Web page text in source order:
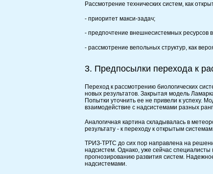
Рассмотрение технических систем, как
- приоритет макси-задач;
- предпочтение внешнесистемных ресурсов
- рассмотрение вепольных структур, как
3. Предпосылки перехода к
Переход к рассмотрению биологических
новых результатов. Закрытая модель
Попытки уточнить ее не привели к успеху.
взаимодействие с надсистемами разных
Аналогичная картина складывалась в
результату - к переходу к открытым
ТРИЗ-ТРТС до сих пор направлена на
надсистем. Однако, уже сейчас
прогнозированию развития систем.
надсистемами.